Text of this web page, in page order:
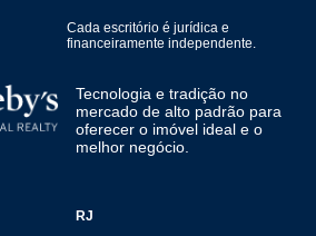
Cada escritório é jurídica e
financeiramente independente.
Tecnologia e tradição no
mercado de alto padrão para
oferecer o imóvel ideal e o
melhor negócio.
RJ